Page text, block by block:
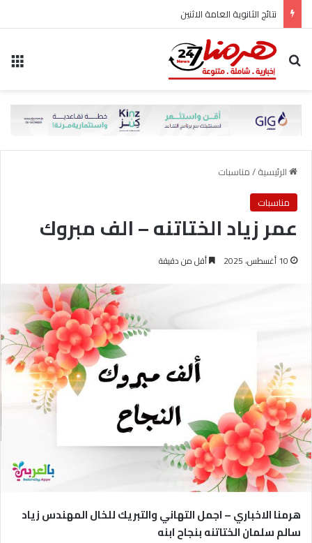
نتائج الثانوية العامة الاثنين
بحث عن
الرئيسية/مناسبات
مناسبات
عمر زياد الختاتنه – الف مبروك
10 أغسطس، 2025 أقل من دقيقة
هرمنا الاخباري – اجمل التهاني والتبريك للخال المهندس زياد
سالم سلمان الختاتنه بنجاح ابنه